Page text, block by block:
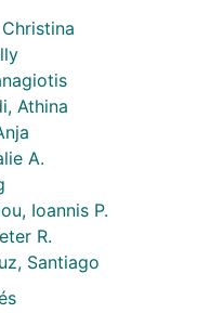
Athina
A.
Ioannis P.
R.
Santiago